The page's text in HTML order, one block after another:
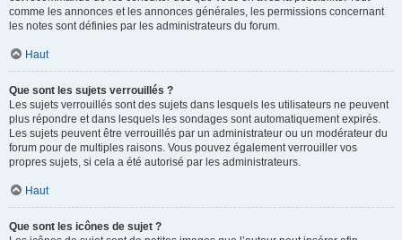
comme les annonces et les annonces générales, les permissions concernant
les notes sont définies par les administrateurs du forum.
Haut
Que sont les sujets verrouillés ?
Les sujets verrouillés sont des sujets dans lesquels les utilisateurs ne peuvent
plus répondre et dans lesquels les sondages sont automatiquement expirés.
Les sujets peuvent être verrouillés par un administrateur ou un modérateur du
forum pour de multiples raisons. Vous pouvez également verrouiller vos
propres sujets, si cela a été autorisé par les administrateurs.
Haut
Que sont les icônes de sujet ?